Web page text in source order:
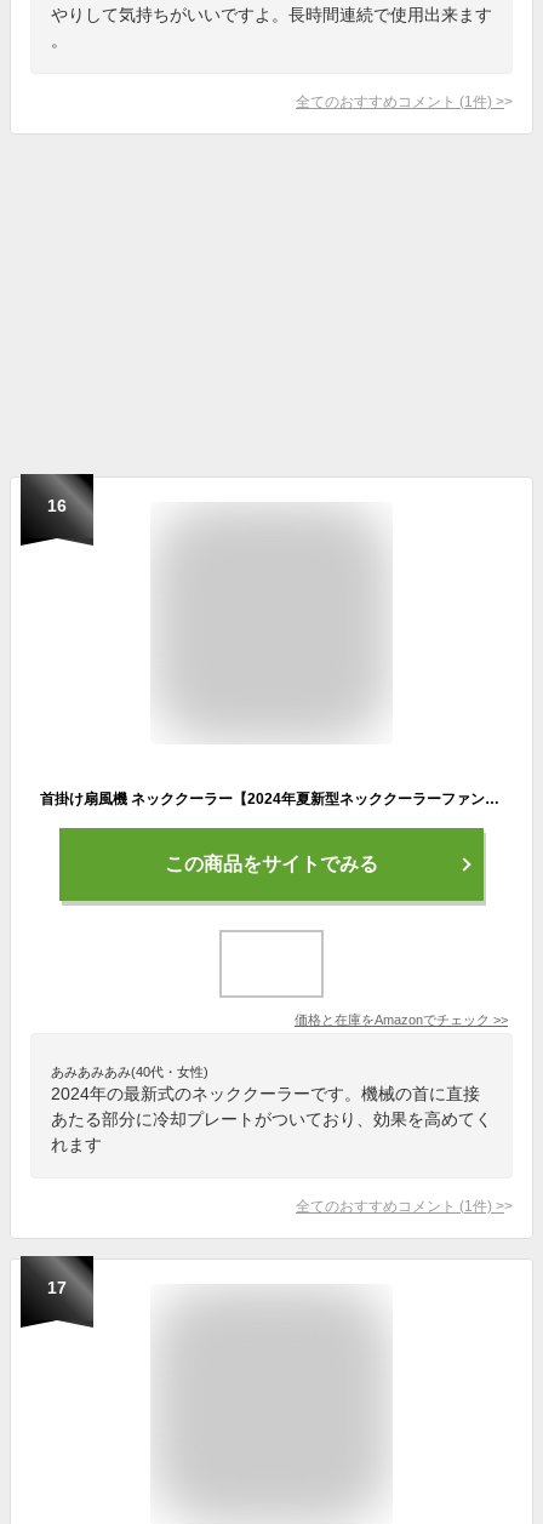
やりして気持ちがいいですよ。長時間連続で使用出来ます
。
全てのおすすめコメント (1 件) >
16
首掛け扇風機 ネッククーラー【2024年夏新型ネッククーラーファン・最新冷却式】HBITT 携帯扇風機 首掛け ネックファン 冷却プレート付き 瞬間冷却 風量3段階 羽根なし Type-C充電 4000mAh大容量バッテリー 長時間連続使用 液晶ディスプレイ 首かけ扇風機 熱中症対策 首掛けクーラー マスク蒸れ対策 アウトドア/通勤通学/作業/旅行/山登り/ハイキング (ダークグレー)
この商品をサイトでみる
価格と在庫をAmazonでチェック >>
あみあみあみ(40代・女性)
2024年の最新式のネッククーラーです。機械の首に直接
あたる部分に冷却プレートがついており、効果を高めてく
れます
全てのおすすめコメント (1 件) >
17